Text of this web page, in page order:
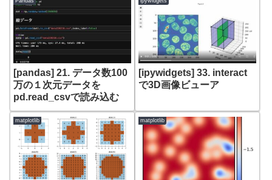
[pandas] 21. データ数100
万の１次元データを
pd.read_csvで読み込む
[ipywidgets] 33. interact
で3D画像ビューア
matplotlib matplotlib